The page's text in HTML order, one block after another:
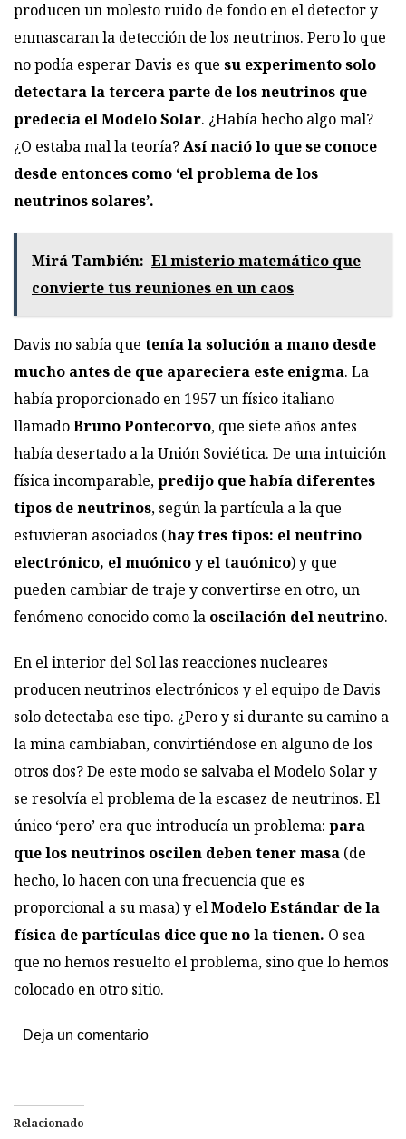
producen un molesto ruido de fondo en el detector y
enmascaran la detección de los neutrinos. Pero lo que
no podía esperar Davis es que su experimento solo
detectara la tercera parte de los neutrinos que
predecía el Modelo Solar. ¿Había hecho algo mal?
¿O estaba mal la teoría?Así nació lo que se conoce
desde entonces como ‘el problema de los
neutrinos solares’.
Mirá También: El misterio matemático que
convierte tus reuniones en un caos
Davis no sabía que tenía la solución a mano desde
mucho antes de que apareciera este enigma. La
había proporcionado en 1957 un físico italiano
llamadoBruno Pontecorvo, que siete años antes
había desertado a la Unión Soviética. De una intuición
física incomparable,predijo que había diferentes
tipos de neutrinos, según la partícula a la que
estuvieran asociados (hay tres tipos: el neutrino
electrónico, el muónico y el tauónico) y que
pueden cambiar de traje y convertirse en otro, un
fenómeno conocido como la oscilación del neutrino.
En el interior del Sollas reacciones nucleares
producen neutrinos electrónicos y el equipo de Davis
solo detectaba ese tipo. ¿Pero y si durante su camino a
la mina cambiaban, convirtiéndose en alguno de los
otros dos? De este modo se salvaba el Modelo Solar y
se resolvía el problema de la escasez de neutrinos. El
único ‘pero’ era que introducía un problema: para
que los neutrinos oscilen deben tener masa (de
hecho, lo hacen con una frecuencia que es
proporcional a su masa) y elModelo Estándar de la
física de partículas dice que no la tienen. O sea
que no hemos resuelto el problema, sino que lo hemos
colocado en otro sitio.
Deja un comentario
Relacionado